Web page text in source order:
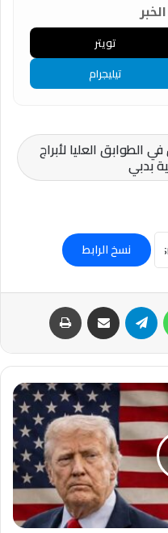
تويتر
تيليجرام
العليا لأبراج
بدبي
نسخ الرابط
واتساب تيلقرام مشاركة عبر البريد